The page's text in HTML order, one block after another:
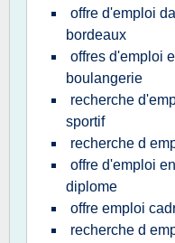
offre d'emploi
bordeaux
offres d'emploi
boulangerie
recherche
sportif
recherche d
offre d'emploi
diplome
offre emploi
recherche d